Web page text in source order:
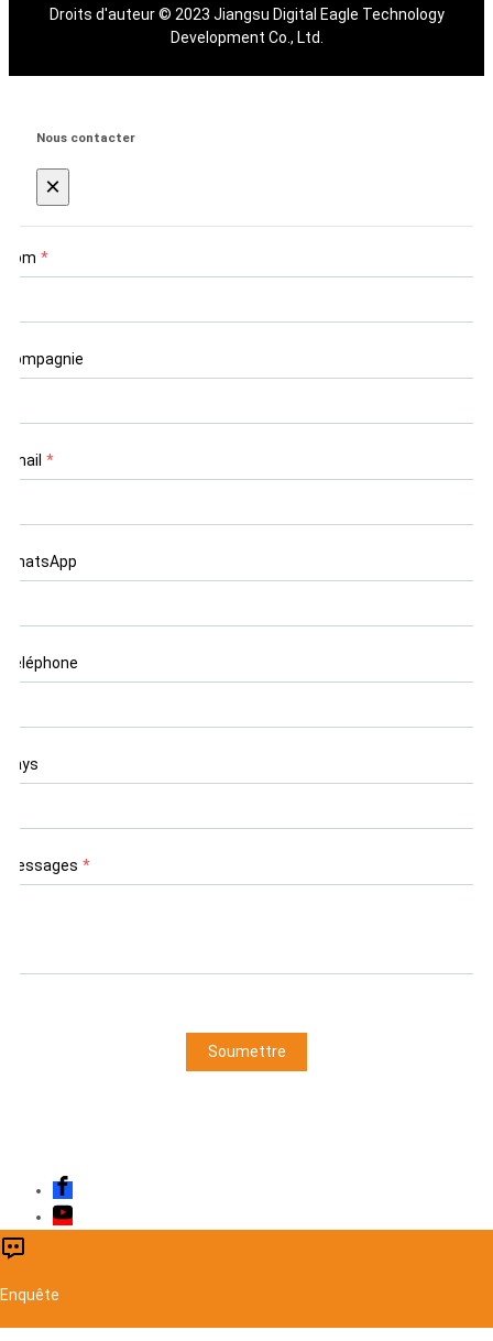
Droits d'auteur © 2023 Jiangsu Digital Eagle Technology
Development Co., Ltd.
Nous contacter
×
Nom *
Compagnie
Email *
WhatsApp
Téléphone
Pays
Messages *
Soumettre
Enquête